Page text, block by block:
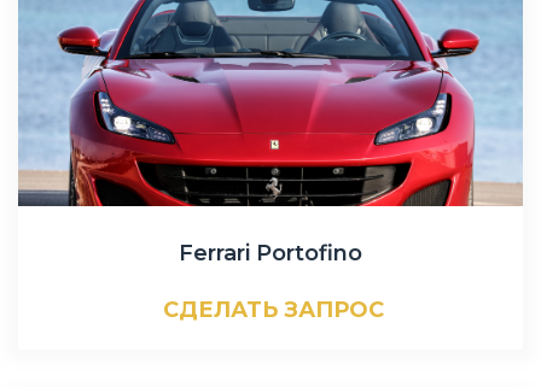
Ferrari Portofino
СДЕЛАТЬ ЗАПРОС